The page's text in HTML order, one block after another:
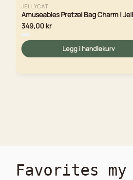
JELLYCAT
Amuseables Pretzel Bag Charm |
349,00 kr
Legg i handlekurv
Favorites